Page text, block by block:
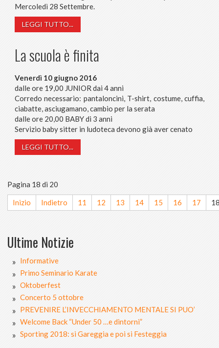
Mercoledì 28 Settembre.
LEGGI TUTTO...
La scuola è finita
Venerdì 10 giugno 2016
dalle ore 19,00 JUNIOR dai 4 anni
Corredo necessario: pantaloncini, T-shirt, costume, cuffia,
ciabatte, asciugamano, cambio per la serata
dalle ore 20,00 BABY di 3 anni
Servizio baby sitter in ludoteca devono già aver cenato
LEGGI TUTTO...
Pagina 18 di 20
Inizio Indietro 11 12 13 14 15 16 17
Ultime Notizie
Informative
Primo Seminario Karate
Oktoberfest
Concerto 5 ottobre
PREVENIRE L’INVECCHIAMENTO MENTALE SI PUO’
Welcome Back “Under 50 …e dintorni”
Sporting 2018: si Gareggia e poi si Festeggia